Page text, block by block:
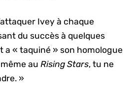
Ivey à chaque
du succès à quelques
a « taquiné » son homologue
au Rising Stars, tu ne
»